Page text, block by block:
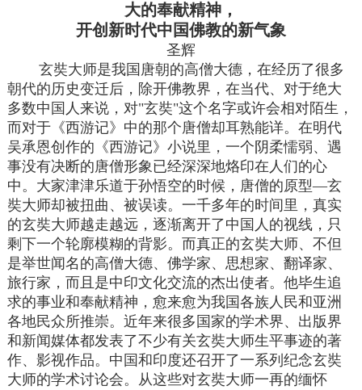
大的奉献精神，
开创新时代中国佛教的新气象
圣辉
玄奘大师是我国唐朝的高僧大德，在经历了很多
朝代的历史变迁后，除开佛教界，在当代、对于绝大
多数中国人来说，对"玄奘"这个名字或许会相对陌生，
而对于《西游记》中的那个唐僧却耳熟能详。在明代
吴承恩创作的《西游记》小说里，一个阴柔懦弱、遇
事没有决断的唐僧形象已经深深地烙印在人们的心
中。大家津津乐道于孙悟空的时候，唐僧的原型—玄
奘大师却被扭曲、被误读。一千多年的时间里，真实
的玄奘大师越走越远，逐渐离开了中国人的视线，只
剩下一个轮廓模糊的背影。而真正的玄奘大师、不但
是举世闻名的高僧大德、佛学家、思想家、翻译家、
旅行家，而且是中印文化交流的杰出使者。他毕生追
求的事业和奉献精神，愈来愈为我国各族人民和亚洲
各地民众所推崇。近年来很多国家的学术界、出版界
和新闻媒体都发表了不少有关玄奘大师生平事迹的著
作、影视作品。中国和印度还召开了一系列纪念玄奘
大师的学术讨论会。从这些对玄奘大师一再的缅怀